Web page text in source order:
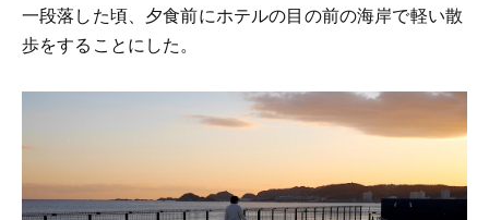
一段落した頃、夕食前にホテルの目の前の海岸で軽い散
歩をすることにした。